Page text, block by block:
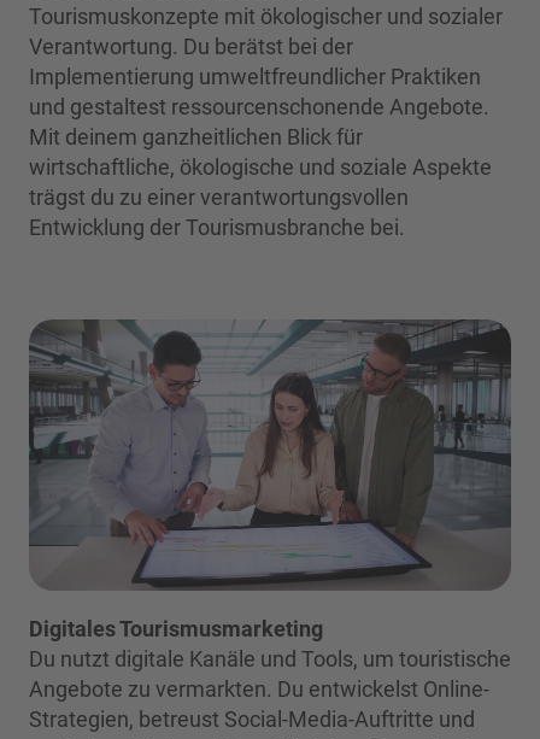
Tourismuskonzepte mit ökologischer und sozialer
Verantwortung. Du berätst bei der
Implementierung umweltfreundlicher Praktiken
und gestaltest ressourcenschonende Angebote.
Mit deinem ganzheitlichen Blick für
wirtschaftliche, ökologische und soziale Aspekte
trägst du zu einer verantwortungsvollen
Entwicklung der Tourismusbranche bei.
Digitales Tourismusmarketing
Du nutzt digitale Kanäle und Tools, um touristische
Angebote zu vermarkten. Du entwickelst Online-
Strategien, betreust Social-Media-Auftritte und